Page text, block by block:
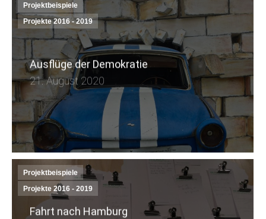
Projektbeispiele
Projekte 2016 - 2019
Ausflüge der Demokratie
21. August 2020
Projektbeispiele
Projekte 2016 - 2019
Fahrt nach Hamburg